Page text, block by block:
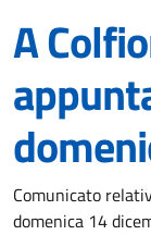
A
Dettagli
Comunicato
domenica 14